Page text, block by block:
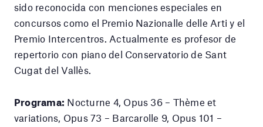
sido reconocida con menciones especiales en
concursos como el Premio Nazionalle delle Arti y el
Premio Intercentros. Actualmente es profesor de
repertorio con piano del Conservatorio de Sant
Cugat del Vallès.
Programa: Nocturne 4, Opus 36 – Thème et
variations, Opus 73 – Barcarolle 9, Opus 101 –